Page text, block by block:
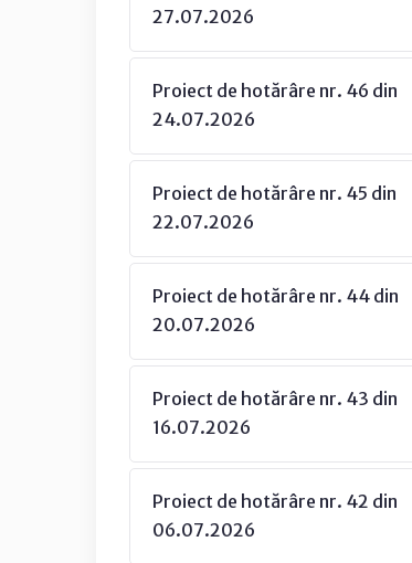
27.07.2026
Proiect de hotărâre nr. 46 din
24.07.2026
Proiect de hotărâre nr. 45 din
22.07.2026
Proiect de hotărâre nr. 44 din
20.07.2026
Proiect de hotărâre nr. 43 din
16.07.2026
Proiect de hotărâre nr. 42 din
06.07.2026